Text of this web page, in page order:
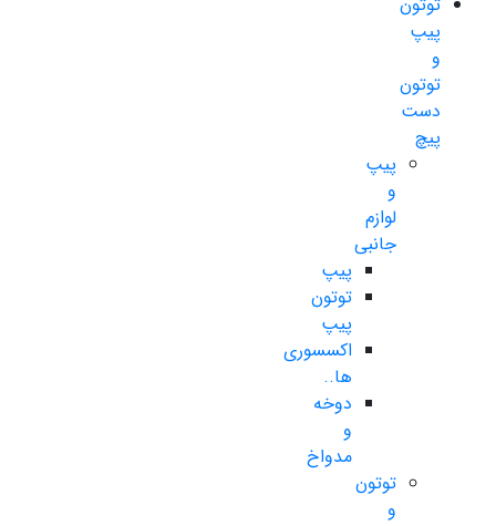
پیپ
و
توتون
دست
پیچ
پیپ
و
لوازم
جانبی
پیپ
توتون
پیپ
اکسسوری
ها..
دوخه
و
مدواخ
توتون
و